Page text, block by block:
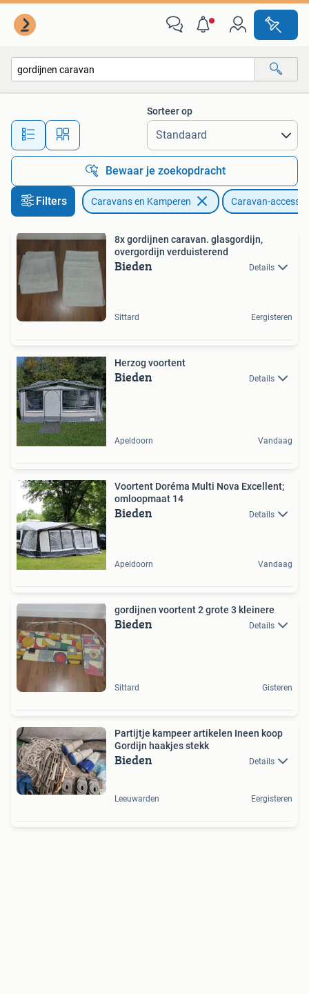
Alle afstanden…
Sorteer op
Bewaar je zoekopdracht
Filters Caravans en Kamperen Caravan-
8x gordijnen caravan. glasgordijn,
overgordijn verduisterend
Bieden Details
Sittard Eergisteren
Herzog voortent
Bieden Details
Apeldoorn Vandaag
Voortent Doréma Multi Nova Excellent;
omloopmaat 14
Bieden Details
Apeldoorn Vandaag
gordijnen voortent 2 grote 3 kleinere
Bieden Details
Sittard Gisteren
Partijtje kampeer artikelen Ineen koop
Gordijn haakjes stekk
Bieden Details
Leeuwarden Eergisteren